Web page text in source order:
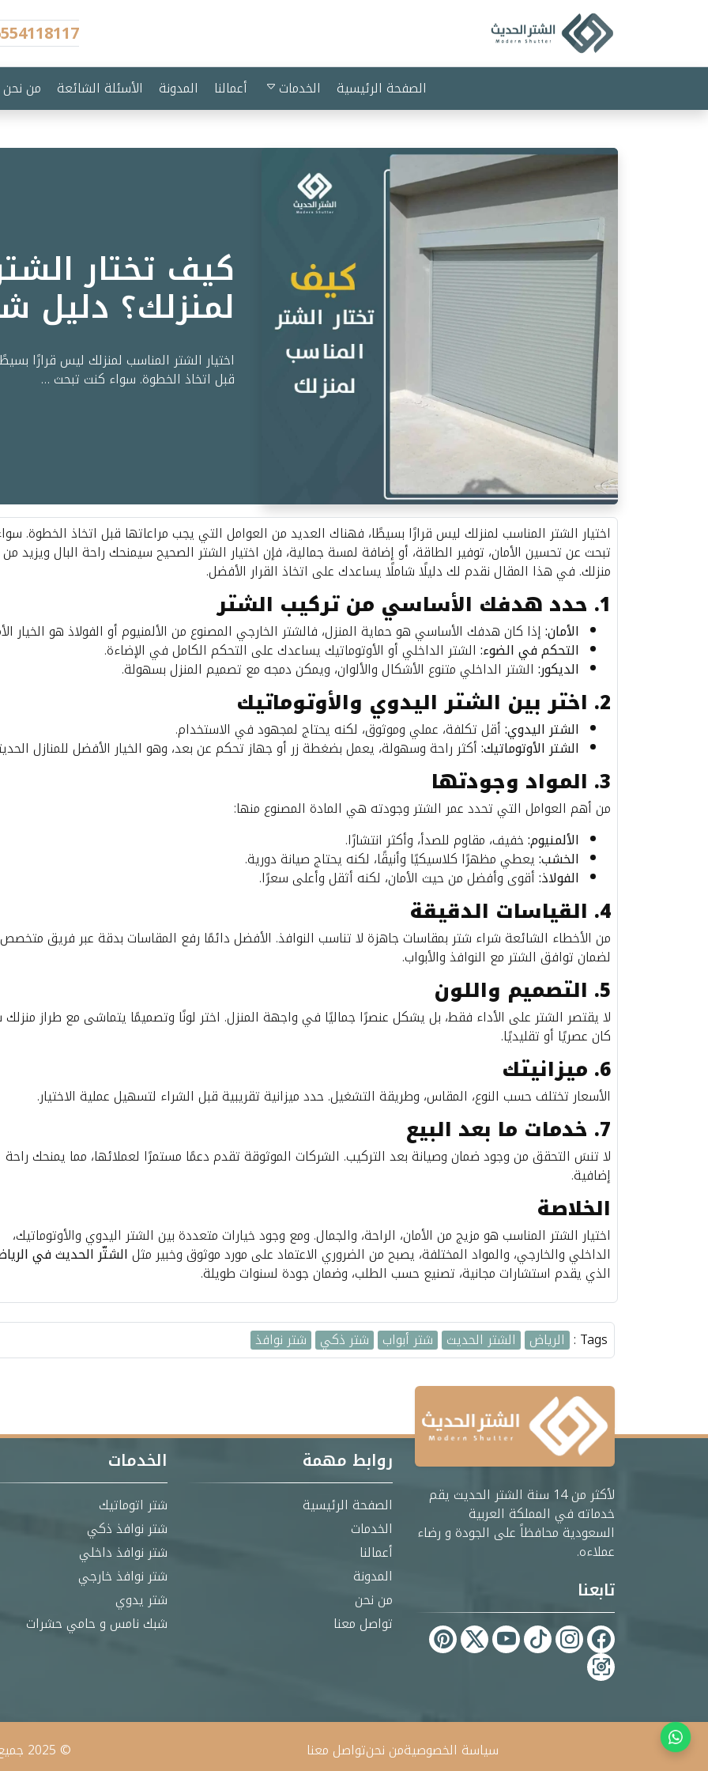
الصفحة الرئيسية الخدمات أعمالنا المدونة الأسئلة الشائعة من نحن
كيف تختار
لمنزلك؟ دليل
اختيار الشتر المناسب لمنزلك ليس قرارًا
قبل اتخاذ الخطوة. سواء كنت تبحث …
اختيار الشتر المناسب لمنزلك ليس قرارًا بسيطًا، فهناك العديد من العوامل التي يجب مراعاتها قبل اتخاذ الخطوة.
تبحث عن تحسين الأمان، توفير الطاقة، أو إضافة لمسة جمالية، فإن اختيار الشتر الصحيح سيمنحك راحة البال ويزيد
منزلك. في هذا المقال نقدم لك دليلًا شاملًا يساعدك على اتخاذ القرار الأفضل.
1. حدد هدفك الأساسي من تركيب الشتر
الأمان:إذا كان هدفك الأساسي هو حماية المنزل، فالشتر الخارجي المصنوع من الألمنيوم أو الفولاذ هو الخيار
التحكم في الضوء: الشتر الداخلي أو الأوتوماتيك يساعدك على التحكم الكامل في الإضاءة.
الديكور: الشتر الداخلي متنوع الأشكال والألوان، ويمكن دمجه مع تصميم المنزل بسهولة.
2. اختر بين الشتر اليدوي والأوتوماتيك
الشتر اليدوي:أقل تكلفة، عملي وموثوق، لكنه يحتاج لمجهود في الاستخدام.
الشتر الأوتوماتيك:أكثر راحة وسهولة، يعمل بضغطة زر أو جهاز تحكم عن بعد، وهو الخيار الأفضل للمنازل
3. المواد وجودتها
من أهم العوامل التي تحدد عمر الشتر وجودته هي المادة المصنوع منها:
الألمنيوم:خفيف، مقاوم للصدأ، وأكثر انتشارًا.
الخشب:يعطي مظهرًا كلاسيكيًا وأنيقًا، لكنه يحتاج صيانة دورية.
الفولاذ:أقوى وأفضل من حيث الأمان، لكنه أثقل وأعلى سعرًا.
4. القياسات الدقيقة
من الأخطاء الشائعة شراء شتر بمقاسات جاهزة لا تناسب النوافذ. الأفضل دائمًا رفع المقاسات بدقة عبر فريق متخصص
لضمان توافق الشتر مع النوافذ والأبواب.
5. التصميم واللون
لا يقتصر الشتر على الأداء فقط، بل يشكل عنصرًا جماليًا في واجهة المنزل. اختر لونًا وتصميمًا يتماشى مع طراز
كان عصريًا أو تقليديًا.
6. ميزانيتك
الأسعار تختلف حسب النوع، المقاس، وطريقة التشغيل. حدد ميزانية تقريبية قبل الشراء لتسهيل عملية الاختيار.
7. خدمات ما بعد البيع
لا تنسَ التحقق من وجود ضمان وصيانة بعد التركيب. الشركات الموثوقة تقدم دعمًا مستمرًا لعملائها، مما يمنحك راحة
إضافية.
الخلاصة
اختيار الشتر المناسب هو مزيج من الأمان، الراحة، والجمال. ومع وجود خيارات متعددة بين الشتر اليدوي والأوتوماتيك،
الداخلي والخارجي، والمواد المختلفة، يصبح من الضروري الاعتماد على مورد موثوق وخبير مثلالشتّر الحديث في
الذي يقدم استشارات مجانية، تصنيع حسب الطلب، وضمان جودة لسنوات طويلة.
Tags : الرياض الشتر الحديث شتر أبواب شتر ذكي شتر نوافذ
لأكثر من 14 سنة الشتر الحديث يقم
خدماته في المملكة العربية
السعودية محافظاً على الجودة و رضاء
عملاءه.
تابعنا
روابط مهمة
الصفحة الرئيسية
الخدمات
أعمالنا
المدونة
من نحن
تواصل معنا
الخدمات
شتر اتوماتيك
شتر نوافذ ذكي
شتر نوافذ داخلي
شتر نوافذ خارجي
شتر يدوي
شبك نامس و حامي حشرات
سياسة الخصوصيةمن نحنتواصل معنا © 2025 جميع الحقوق محفوظة